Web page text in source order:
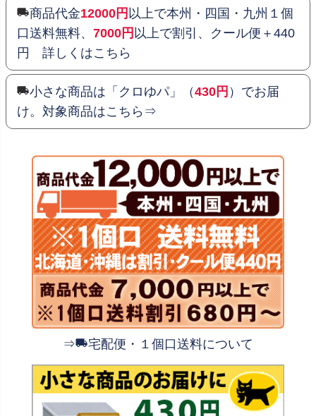
商品代金12000円 以上で本州・四国・九州１個
口送料無料、 7000円 以上で割引、クール便＋440
円 詳しくはこちら
小さな商品は「クロゆパ」（430円 ）でお届
け。対象商品はこちら⇒
⇒ 宅配便・１個口送料について